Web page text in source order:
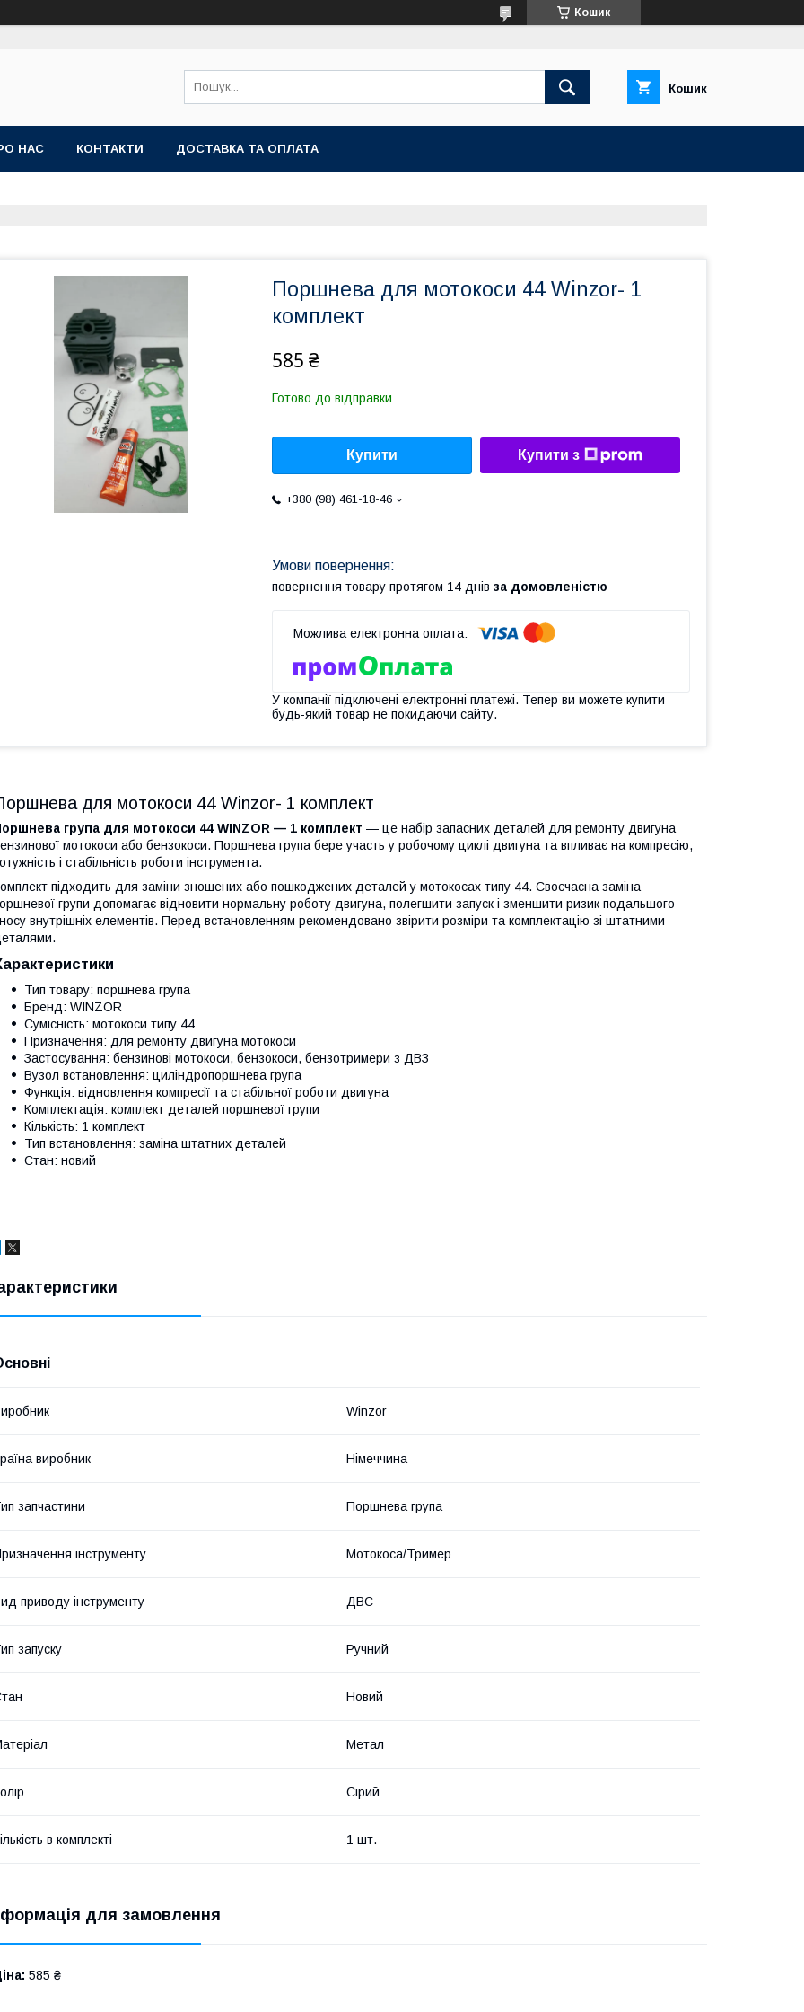
Кошик
Кошик
НАС КОНТАКТИ ДОСТАВКА ТА ОПЛАТА
Поршнева для мотокоси 44 Winzor- 1
комплект
585 ₴
Готово до відправки
Купити Купити з
+380 (98) 461-18-46
повернення товару протягом 14 днів за домовленістю
У компанії підключені електронні платежі. Тепер ви можете купити
будь-який товар не покидаючи сайту.
для мотокоси 44 Winzor- 1 комплект
група для мотокоси 44 WINZOR — 1 комплект — це набір запасних деталей для ремонту двигуна
мотокоси або бензокоси. Поршнева група бере участь у робочому циклі двигуна та впливає на компресію,
і стабільність роботи інструмента.
підходить для заміни зношених або пошкоджених деталей у мотокосах типу 44. Своєчасна заміна
групи допомагає відновити нормальну роботу двигуна, полегшити запуск і зменшити ризик подальшого
внутрішніх елементів. Перед встановленням рекомендовано звірити розміри та комплектацію зі штатними
Тип товару: поршнева група
Бренд: WINZOR
Сумісність: мотокоси типу 44
Призначення: для ремонту двигуна мотокоси
Застосування: бензинові мотокоси, бензокоси, бензотримери з ДВЗ
Вузол встановлення: циліндропоршнева група
Функція: відновлення компресії та стабільної роботи двигуна
Комплектація: комплект деталей поршневої групи
Кількість: 1 комплект
Тип встановлення: заміна штатних деталей
Стан: новий
Winzor
виробник Німеччина
запчастини Поршнева група
інструменту Мотокоса/Тример
приводу інструменту ДВС
запуску Ручний
Новий
Метал
Сірий
в комплекті 1 шт.
для замовлення
585 ₴